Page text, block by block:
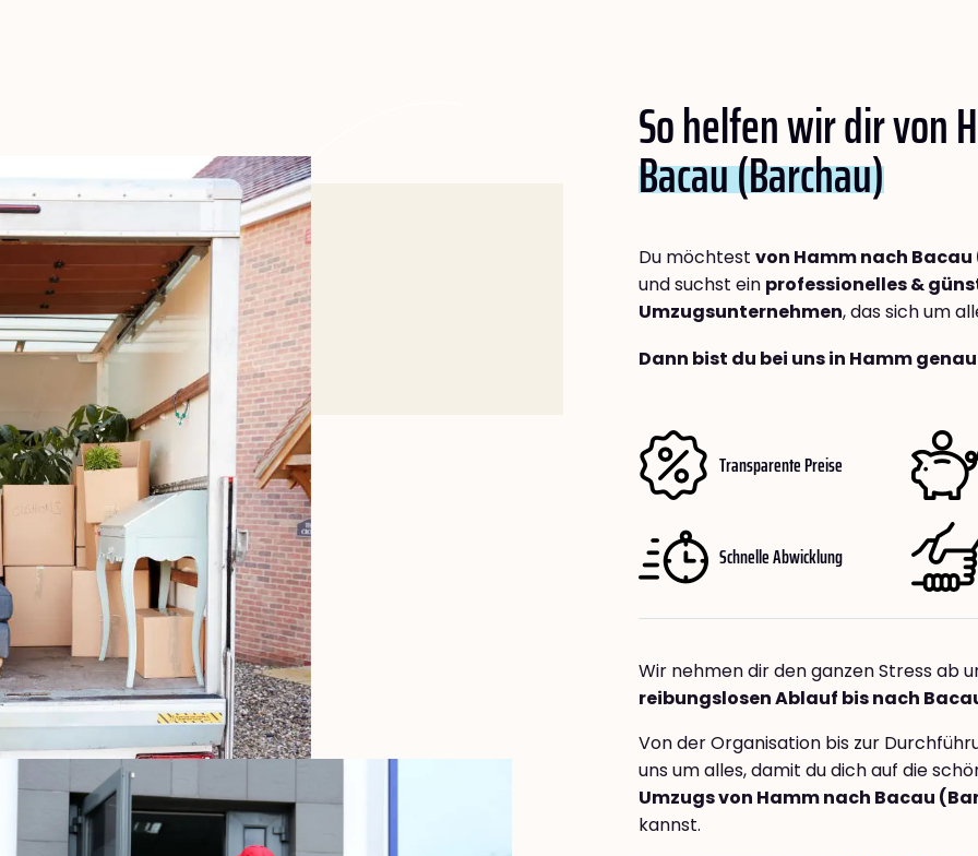
So helfen wir dir von
Bacau (Barchau)
Du möchtest von Hamm nach
und suchst ein professionelles &
Umzugsunternehmen, das sich um
Dann bist du bei uns in Hamm
Transparente Preise
Schnelle Abwicklung
Wir nehmen dir den ganzen Stress ab
reibungslosen Ablauf bis nach
Von der Organisation bis zur
uns um alles, damit du dich auf die
Umzugs von Hamm nach Bacau
kannst.